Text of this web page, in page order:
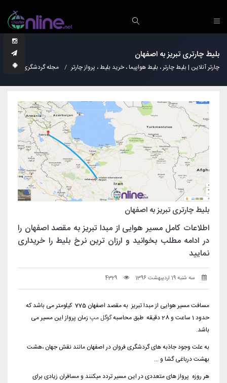
بلیط چارتری تبریز به اصفهان
چارتر آنلاین | بلیط چارتر ، بلیط هواپیما ، خرید بلیط ، پرواز چارتر مجله گردشگری
بلیط چارتری تبریز به اصفهان
اطلاعات کامل مسیر هوایی از مبدا تبریز به مقصد اصفهان را
در ادامه مطلب بخوانید و ارزان ترین نرخ بلیط را خریداری
نمایید
سه شنبه 19 اردیبهشت 1396 4329
مسافت مسیر هوایی از مبدا تبریز به مقصد اصفهان 775 کیلومتر می باشد که
حدود 1 ساعت و 28 دقیقه طبق محاسبه
گوگل مپ زمان پرواز این مسیر می
باشد.
به علت وجود جاذبه های گردشگری فروان در اصفهان مانند نقش جهان ،هشت
بهشت درباغی گشا و ...
هر روزه پرواز های متعددی در این مسیر تردد میکنند و مسافران زیادی برای